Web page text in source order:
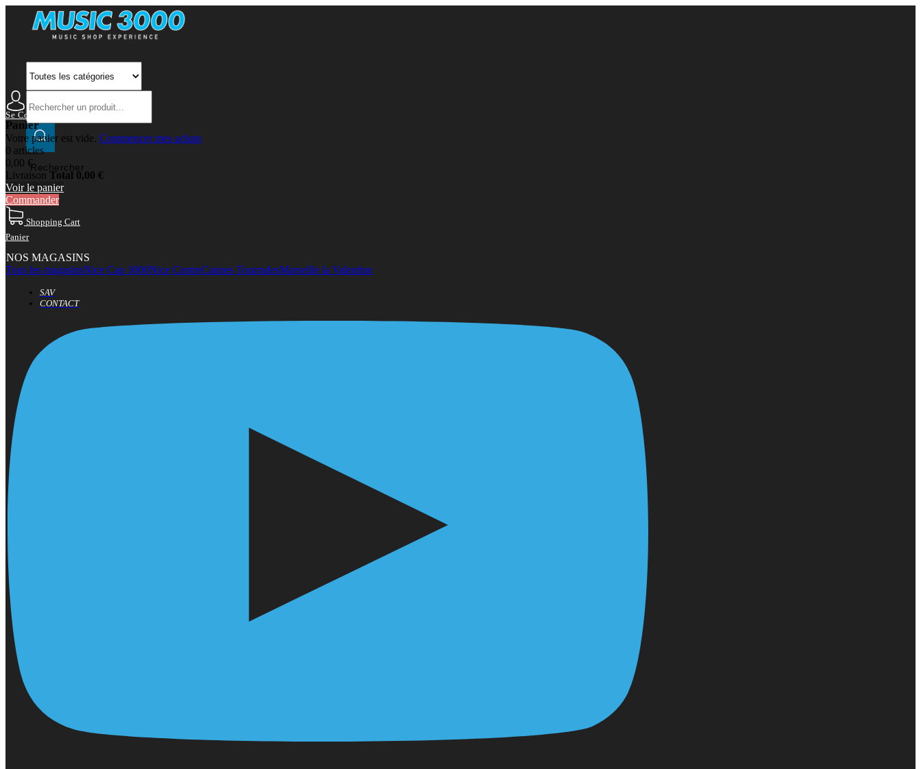
Rechercher
Se Connecter Mon Compte
Panier
Votre panier est vide. Commencer mes achats
0 articles
0,00 €
Livraison Total 0,00 €
Voir le panier
Commander
Shopping Cart
Panier
NOS MAGASINS
Tous les magasinsNice Cap 3000Nice CentreCannes TourradesMarseille la Valentine
SAV
CONTACT